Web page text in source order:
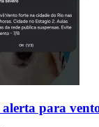
para